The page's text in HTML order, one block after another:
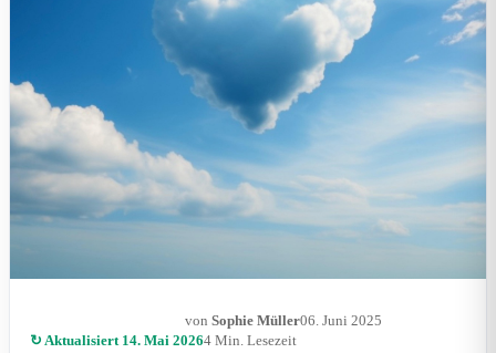
vonSophie Müller06. Juni 2025
↻ Aktualisiert 14. Mai 20264 Min. Lesezeit